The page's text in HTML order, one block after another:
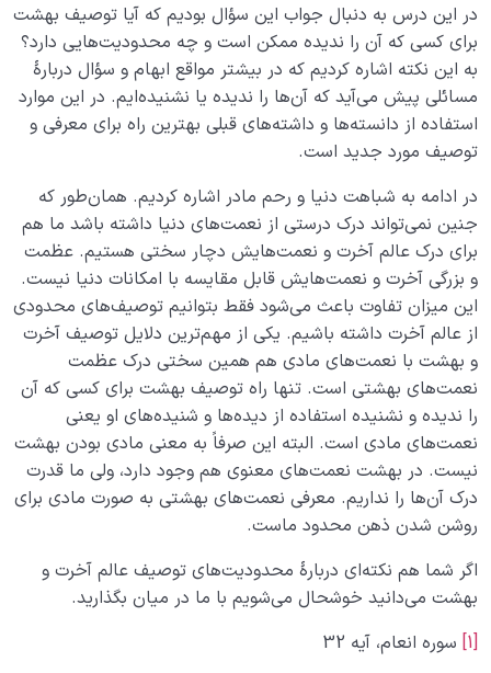
در این درس به دنبال جواب این سؤال بودیم که آیا توصیف بهشت
برای کسی که آن را ندیده ممکن است و چه محدودیت‌هایی دارد؟
به این نکته اشاره کردیم که در بیشتر مواقع ابهام و سؤال دربارۀ
مسائلی پیش می‌آید که آن‌ها را ندیده یا نشنیده‌ایم. در این موارد
استفاده از دانسته‌ها و داشته‌های قبلی بهترین راه برای معرفی و
توصیف مورد جدید است.
در ادامه به شباهت دنیا و رحم مادر اشاره کردیم. همان‌طور که
جنین نمی‌تواند درک درستی از نعمت‌های دنیا داشته باشد ما هم
برای درک عالم آخرت و نعمت‌هایش دچار سختی هستیم. عظمت
و بزرگی آخرت و نعمت‌هایش قابل مقایسه با امکانات دنیا نیست.
این میزان تفاوت باعث می‌شود فقط بتوانیم توصیف‌های محدودی
از عالم آخرت داشته باشیم. یکی از مهم‌ترین دلایل توصیف آخرت
و بهشت با نعمت‌های مادی هم همین سختی درک عظمت
نعمت‌های بهشتی است. تنها راه توصیف بهشت برای کسی که آن
را ندیده و نشنیده استفاده از دیده‌ها و شنیده‌‌های او یعنی
نعمت‌های مادی است. البته این صرفاً به معنی مادی بودن بهشت
نیست. در بهشت نعمت‌های معنوی هم وجود دارد، ولی ما قدرت
درک آن‌ها را نداریم. معرفی نعمت‌های بهشتی به صورت مادی برای
روشن شدن ذهن محدود ماست.
اگر شما هم نکته‌ای دربارۀ محدودیت‌های توصیف عالم آخرت و
بهشت می‌دانید خوشحال می‌شویم با ما در میان بگذارید.
[1]
سوره انعام، آیه 32